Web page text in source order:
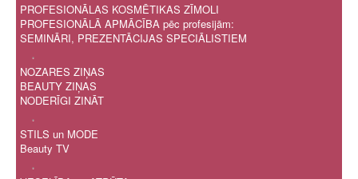
PROFESIONĀLAS KOSMĒTIKAS ZĪMOLI
PROFESIONĀLĀ APMĀCĪBA pēc profesijām:
SEMINĀRI, PREZENTĀCIJAS SPECIĀLISTIEM
.
NOZARES ZIŅAS
BEAUTY ZIŅAS
NODERĪGI ZINĀT
.
STILS un MODE
Beauty TV
.